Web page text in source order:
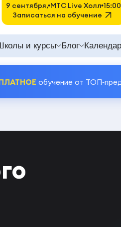
и курсы Блог
обучение от
9 сентября, MTC Live Холл 15:00
Записаться на обучение